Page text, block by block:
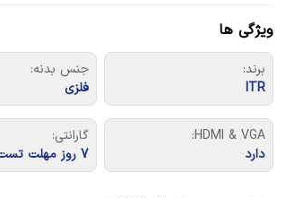
ویژگی ها
برند:
ITR
جنس بدنه:
فلزی
HDMI & VGA:
دارد
گارانتی:
7 روز مهلت تست